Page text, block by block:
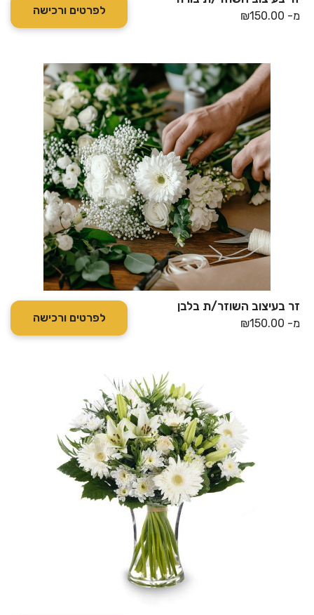
מ- ₪150.00 לפרטים ורכישה
זר בעיצוב השוזר/ת בלבן
מ- ₪150.00 לפרטים ורכישה